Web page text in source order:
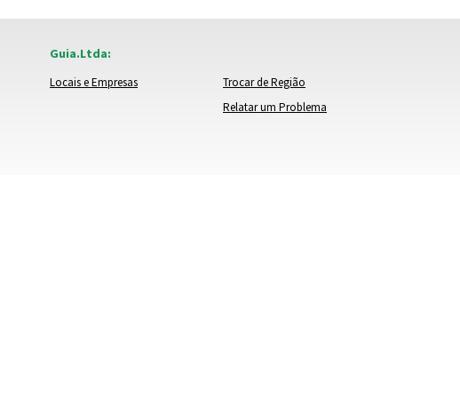
Guia.Ltda:
Locais e Empresas
Trocar de Região
Relatar um Problema